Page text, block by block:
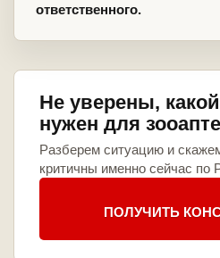
ответственного.
Не уверены,
нужен для
Разберем ситуацию и
критичны именно сейчас по
ПОЛУЧИТЬ